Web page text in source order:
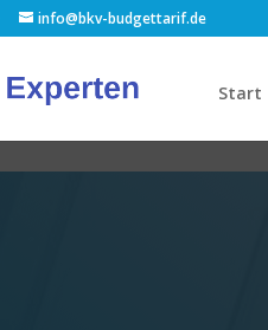
info@bkv-budgettarif.de
Start